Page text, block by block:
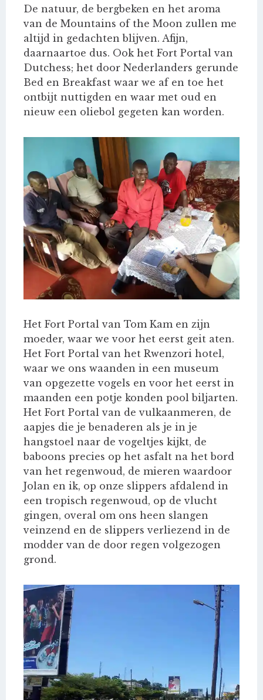
De natuur, de bergbeken en het aroma
van de Mountains of the Moon zullen me
altijd in gedachten blijven. Afijn,
daarnaartoe dus. Ook het Fort Portal van
Dutchess; het door Nederlanders gerunde
Bed en Breakfast waar we af en toe het
ontbijt nuttigden en waar met oud en
nieuw een oliebol gegeten kan worden.
Het Fort Portal van Tom Kam en zijn
moeder, waar we voor het eerst geit aten.
Het Fort Portal van het Rwenzori hotel,
waar we ons waanden in een museum
van opgezette vogels en voor het eerst in
maanden een potje konden pool biljarten.
Het Fort Portal van de vulkaanmeren, de
aapjes die je benaderen als je in je
hangstoel naar de vogeltjes kijkt, de
baboons precies op het asfalt na het bord
van het regenwoud, de mieren waardoor
Jolan en ik, op onze slippers afdalend in
een tropisch regenwoud, op de vlucht
gingen, overal om ons heen slangen
veinzend en de slippers verliezend in de
modder van de door regen volgezogen
grond.